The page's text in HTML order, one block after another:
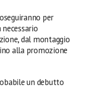
per
dal montaggio
alla promozione
un debutto